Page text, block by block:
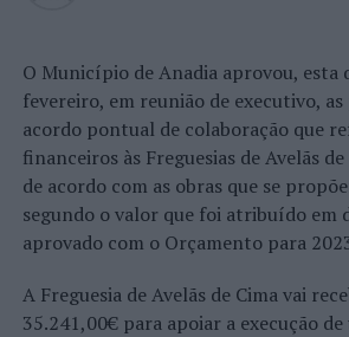
O Município de Anadia aprovou, esta
fevereiro, em reunião de executivo,
acordo pontual de colaboração que
financeiros às Freguesias de Avelãs
de acordo com as obras que se
segundo o valor que foi atribuído em
aprovado com o Orçamento para
A Freguesia de Avelãs de Cima vai
35.241,00€ para apoiar a execução